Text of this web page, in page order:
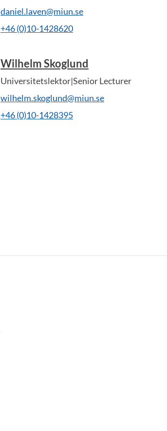
daniel.laven@miun.se
+46 (0)10-1428620
Wilhelm Skoglund
Universitetslektor|Senior Lecturer
wilhelm.skoglund@miun.se
+46 (0)10-1428395